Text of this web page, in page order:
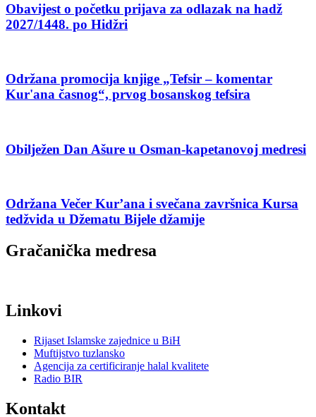
Obavijest o početku prijava za odlazak na hadž
2027/1448. po Hidžri
Održana promocija knjige „Tefsir – komentar
Kur'ana časnog“, prvog bosanskog tefsira
Obilježen Dan Ašure u Osman-kapetanovoj medresi
Održana Večer Kur’ana i svečana završnica Kursa
tedžvida u Džematu Bijele džamije
Gračanička medresa
Linkovi
Rijaset Islamske zajednice u BiH
Muftijstvo tuzlansko
Agencija za certificiranje halal kvalitete
Radio BIR
Kontakt